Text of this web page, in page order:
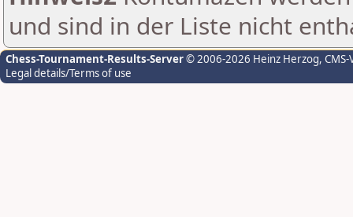
und sind in der Liste nicht
Chess-Tournament-Results-Server© 2006-2026 Heinz Herzog,
Legal details/Terms of use